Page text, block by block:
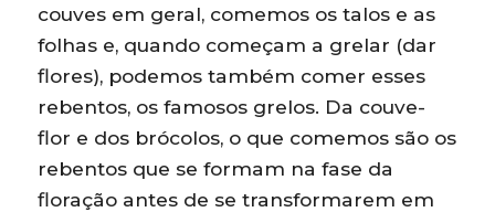
couves em geral, comemos os talos e as
folhas e, quando começam a grelar (dar
flores), podemos também comer esses
rebentos, os famosos grelos. Da couve-
flor e dos brócolos, o que comemos são os
rebentos que se formam na fase da
floração antes de se transformarem em